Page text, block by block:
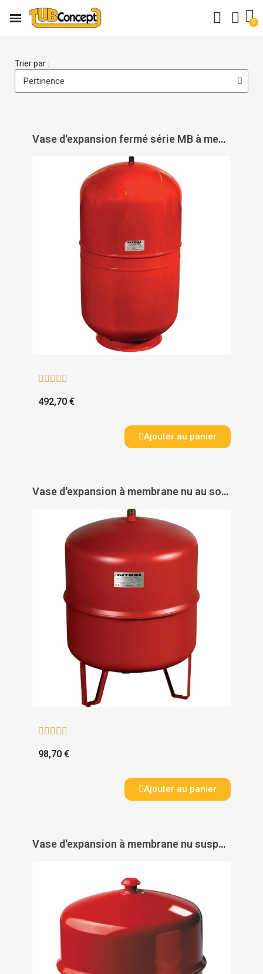
Trier par :
Vase d'expansion fermé série MB à membrane fixe - GITRAL
    
492,70 €
Ajouter au panier
Vase d'expansion à membrane nu au sol - GITRAL
    
98,70 €
Ajouter au panier
Vase d'expansion à membrane nu suspendu - GITRAL